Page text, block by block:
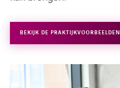
BEKIJK DE PRAKTIJKVOORBEELDEN